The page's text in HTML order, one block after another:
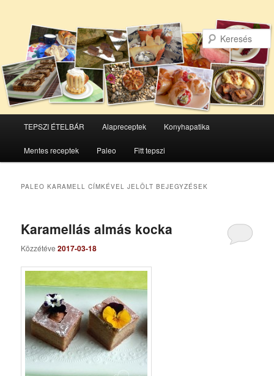
Tovább
az
Tovább
a
TEPSZI ÉTELBÁR Alapreceptek Konyhapatika
Mentes receptek Paleo Fitt tepszi
PALEO KARAMELL CÍMKÉVEL JELÖLT BEJEGYZÉSEK
Karamellás almás kocka
Közzétéve2017-03-18